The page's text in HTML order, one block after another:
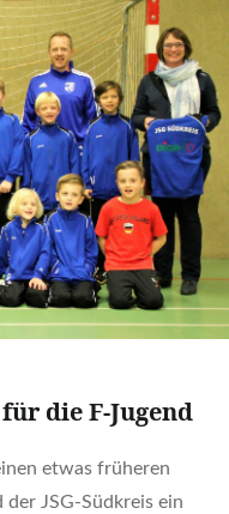
die F-Jugend
etwas früheren
JSG-Südkreis ein